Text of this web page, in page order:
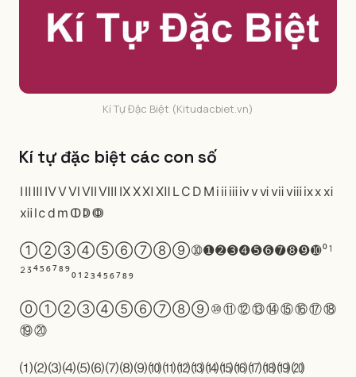
Kí Tự Đặc Biệt (Kitudacbiet.vn)
Kí tự đặc biệt các con số
ⅠⅡⅢⅣⅤⅥⅦⅧ ⅨⅩⅪⅫⅬⅭⅮⅯⅰⅱⅲⅳⅴⅵⅶⅷⅸⅹⅺ
ⅻⅼⅽⅾⅿↀↁↂ
➀➁➂➃➄➅➆➇➈➉➊➋➌➍➎➏➐➑➒➓⁰¹
²³⁴⁵⁶⁷⁸⁹₀₁₂₃₄₅₆₇₈₉
⓪①②③④⑤⑥⑦⑧⑨⑩⑪⑫⑬⑭⑮⑯⑰⑱
⑲⑳
⑴⑵⑶⑷⑸⑹⑺⑻⑼⑽⑾⑿⒀⒁⒂⒃⒄⒅⒆⒇